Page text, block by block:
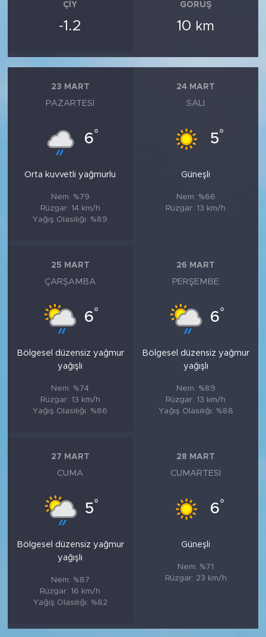
ÇIY
-1.2
GÖRÜŞ
10 km
23 MART
PAZARTESI
6°
Orta kuvvetli yağmurlu
Nem: %79
Rüzgar: 14 km/h
Yağış Olasılığı: %89
24 MART
SALI
5°
Güneşli
Nem: %66
Rüzgar: 13 km/h
25 MART
ÇARŞAMBA
6°
Bölgesel düzensiz yağmur
yağışlı
Nem: %74
Rüzgar: 13 km/h
Yağış Olasılığı: %86
26 MART
PERŞEMBE
6°
Bölgesel düzensiz yağmur
yağışlı
Nem: %89
Rüzgar: 13 km/h
Yağış Olasılığı: %88
27 MART
CUMA
5°
Bölgesel düzensiz yağmur
yağışlı
Nem: %87
Rüzgar: 16 km/h
Yağış Olasılığı: %82
28 MART
CUMARTESI
6°
Güneşli
Nem: %71
Rüzgar: 23 km/h